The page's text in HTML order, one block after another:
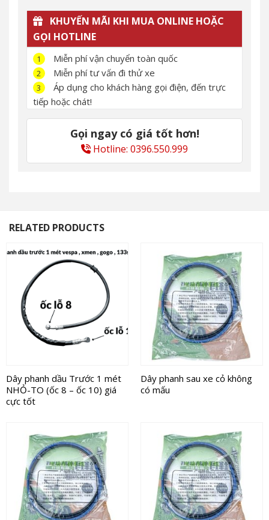
KHUYẾN MÃI KHI MUA ONLINE HOẶC
GỌI HOTLINE
1 Miễn phí vận chuyển toàn quốc
2 Miễn phí tư vấn đi thử xe
3
Áp dụng cho khách hàng gọi điện, đến trực
tiếp hoặc chát!
Gọi ngay có giá tốt hơn!
Hotline: 0396.550.999
RELATED PRODUCTS
Dây phanh dầu Trước 1 mét
NHỎ-TO (ốc 8 – ốc 10) giá
cực tốt
Dây phanh sau xe cỏ không
có mấu